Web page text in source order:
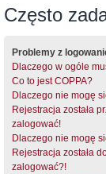
Często
Problemy z
Dlaczego w ogóle
Co to jest COPPA?
Dlaczego nie mogę
Rejestracja została
zalogować!
Dlaczego nie mogę
Rejestracja została
zalogować?!